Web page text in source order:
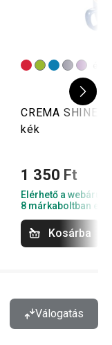
CREMA SHINE
kék
1 350 Ft
Elérhető a
8 márkaboltban
Kosárba
Válogatás